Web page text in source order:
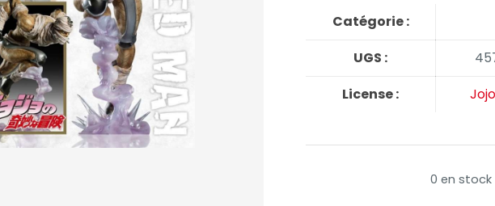
Catégorie :
UGS :
License :
0 en stock